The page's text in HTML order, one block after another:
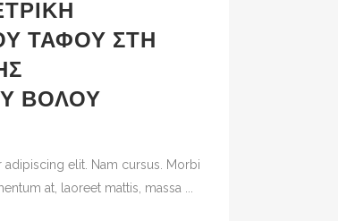
ΤΆΦΟΥ ΣΤΗ
ΒΌΛΟΥ
elit. Nam cursus. Morbi
at, laoreet mattis, massa ...